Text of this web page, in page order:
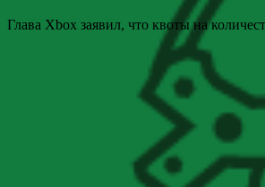
Глава Xbox заявил, что квоты на